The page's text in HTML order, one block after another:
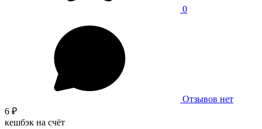
0
Отзывов нет
6 ₽
кешбэк на счёт